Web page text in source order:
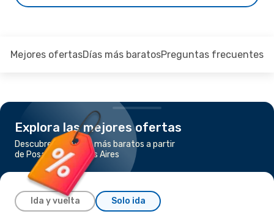
Mejores ofertasDías más baratosPreguntas frecuentes
Explora las mejores ofertas
Descubre los vuelos más baratos a partir
de Posadas a Buenos Aires
Ida y vuelta Solo ida